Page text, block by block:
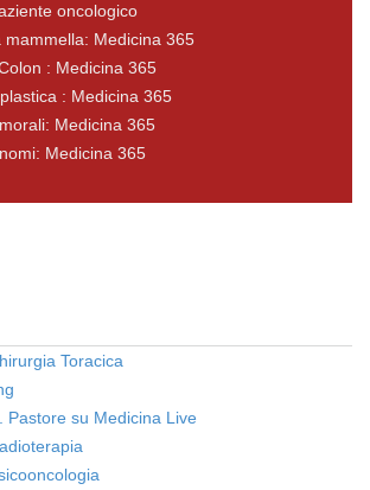
oncologico
mammella: Medicina 365
: Medicina 365
: Medicina 365
Medicina 365
Medicina 365
Toracica
Pastore su Medicina Live